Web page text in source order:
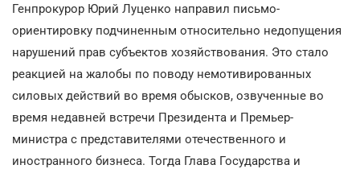
Генпрокурор Юрий Луценко направил письмо-
ориентировку подчиненным относительно недопущения
нарушений прав субъектов хозяйствования. Это стало
реакцией на жалобы по поводу немотивированных
силовых действий во время обысков, озвученные во
время недавней встречи Президента и Премьер-
министра с представителями отечественного и
иностранного бизнеса. Тогда Глава Государства и